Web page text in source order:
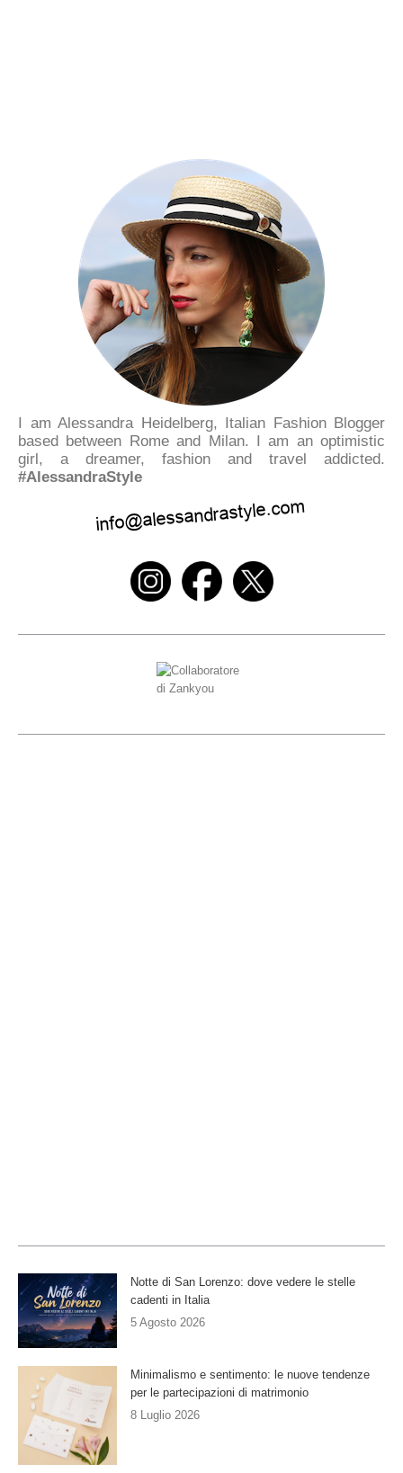
I am Alessandra Heidelberg, Italian Fashion Blogger
based between Rome and Milan. I am an optimistic
girl, a dreamer, fashion and travel addicted.
#AlessandraStyle
Notte di San Lorenzo: dove vedere le stelle
cadenti in Italia
5 Agosto 2026
Minimalismo e sentimento: le nuove tendenze
per le partecipazioni di matrimonio
8 Luglio 2026